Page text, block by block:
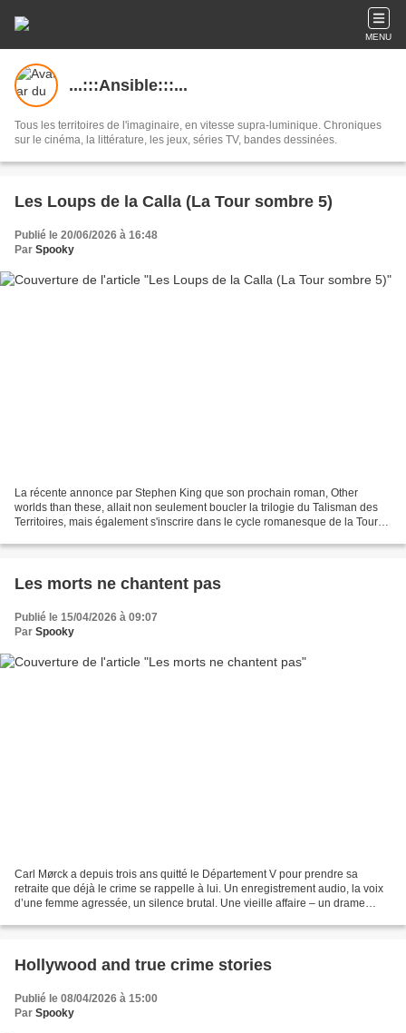
MENU
...:::Ansible:::...
Tous les territoires de l'imaginaire, en vitesse supra-luminique. Chroniques
sur le cinéma, la littérature, les jeux, séries TV, bandes dessinées.
Les Loups de la Calla (La Tour sombre 5)
Publié le 20/06/2026 à 16:48
Par Spooky
La récente annonce par Stephen King que son prochain roman, Other
worlds than these, allait non seulement boucler la trilogie du Talisman des
Territoires, mais également s'inscrire dans le cycle romanesque de la Tour
Les morts ne chantent pas
Publié le 15/04/2026 à 09:07
Par Spooky
Carl Mørck a depuis trois ans quitté le Département V pour prendre sa
retraite que déjà le crime se rappelle à lui. Un enregistrement audio, la voix
d’une femme agressée, un silence brutal. Une vieille affaire – un drame
Hollywood and true crime stories
Publié le 08/04/2026 à 15:00
Par Spooky